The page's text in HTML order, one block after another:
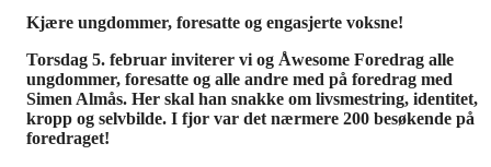
Kjære ungdommer, foresatte og engasjerte voksne!
Torsdag 5. februar inviterer vi og Åwesome Foredrag alle
ungdommer, foresatte og alle andre med på foredrag med
Simen Almås. Her skal han snakke om livsmestring, identitet,
kropp og selvbilde. I fjor var det nærmere 200 besøkende på
foredraget!